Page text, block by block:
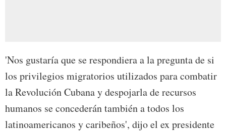
'Nos gustaría que se respondiera a la pregunta de si
los privilegios migratorios utilizados para combatir
la Revolución Cubana y despojarla de recursos
humanos se concederán también a todos los
latinoamericanos y caribeños', dijo el ex presidente